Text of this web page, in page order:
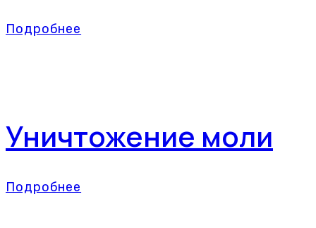
Подробнее
Уничтожение моли
Подробнее